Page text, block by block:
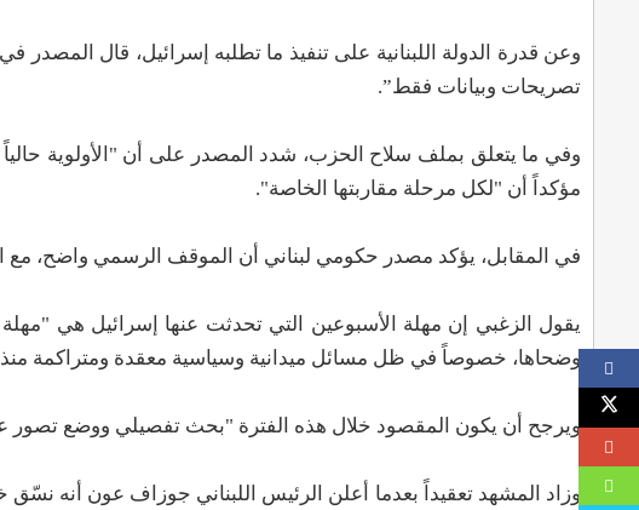
وعن قدرة الدولة اللبنانية على تنفيذ ما تطلبه إسرائيل، قال
تصريحات وبيانات فقط”.
وفي ما يتعلق بملف سلاح الحزب، شدد المصدر على أن "الأولوية
مؤكداً أن "لكل مرحلة مقاربتها الخاصة".
في المقابل، يؤكد مصدر حكومي لبناني أن الموقف الرسمي واضح، مع
يقول الزغبي إن مهلة الأسبوعين التي تحدثت عنها إسرائيل هي
وضحاها، خصوصاً في ظل مسائل ميدانية وسياسية معقدة ومتراكمة
ويرجح أن يكون المقصود خلال هذه الفترة "بحث تفصيلي ووضع تصور
وزاد المشهد تعقيداً بعدما أعلن الرئيس اللبناني جوزاف عون أنه